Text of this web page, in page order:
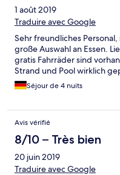
1 août 2019
Traduire avec Google
Sehr freundliches
große Auswahl an Essen.
gratis Fahrräder sind
Strand und Pool wirklich
Séjour de 4 nuits
Avis vérifié
8/10 – Très bien
20 juin 2019
Traduire avec Google